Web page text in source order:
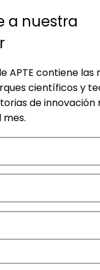
empresas que
los parques de
a nuestra
APTE contiene las
científicos y
de innovación